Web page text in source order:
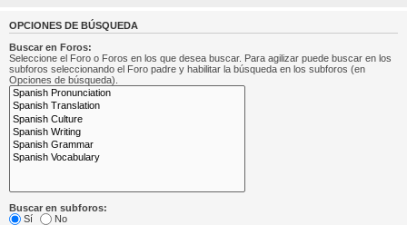
OPCIONES DE BÚSQUEDA
Buscar en Foros:
Seleccione el Foro o Foros en los que desea buscar. Para agilizar puede buscar en los
subforos seleccionando el Foro padre y habilitar la búsqueda en los subforos (en
Opciones de búsqueda).
Buscar en subforos:
Sí
No